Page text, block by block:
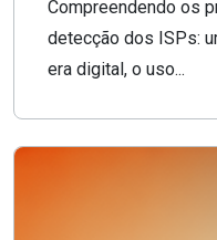
Compreendendo os
detecção dos ISPs:
era digital, o uso...